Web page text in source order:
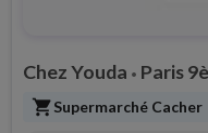
Chez Youda • Paris
shopping_cartSupermarché Cacher